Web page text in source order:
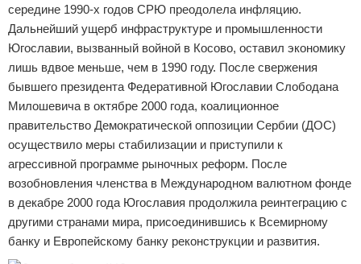
середине 1990-х годов СРЮ преодолела инфляцию.
Дальнейший ущерб инфраструктуре и промышленности
Югославии, вызванный войной в Косово, оставил экономику
лишь вдвое меньше, чем в 1990 году. После свержения
бывшего президента Федеративной Югославии Слободана
Милошевича в октябре 2000 года, коалиционное
правительство Демократической оппозиции Сербии (ДОС)
осуществило меры стабилизации и приступили к
агрессивной программе рыночных реформ. После
возобновления членства в Международном валютном фонде
в декабре 2000 года Югославия продолжила реинтеграцию с
другими странами мира, присоединившись к Всемирному
банку и Европейскому банку реконструкции и развития.